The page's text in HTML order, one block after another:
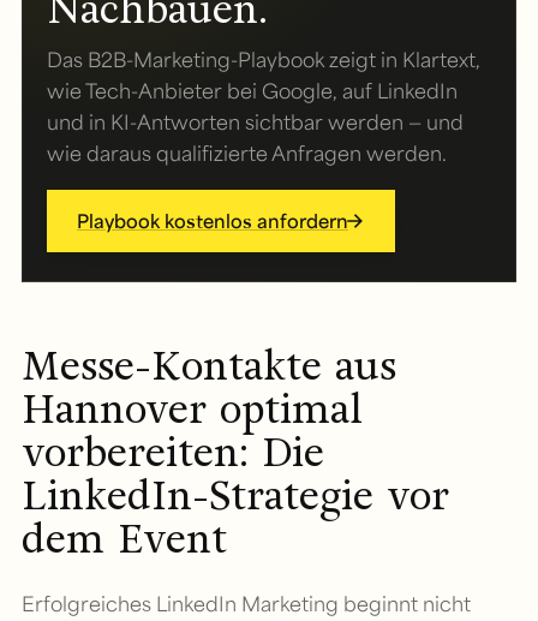
Das B2B-Marketing-Playbook zeigt in Klartext,
wie Tech-Anbieter bei Google, auf LinkedIn
und in KI-Antworten sichtbar werden — und
wie daraus qualifizierte Anfragen werden.
Playbook kostenlos anfordern
Messe-Kontakte aus
Hannover optimal
vorbereiten: Die
LinkedIn-Strategie vor
dem Event
Erfolgreiches LinkedIn Marketing beginnt nicht